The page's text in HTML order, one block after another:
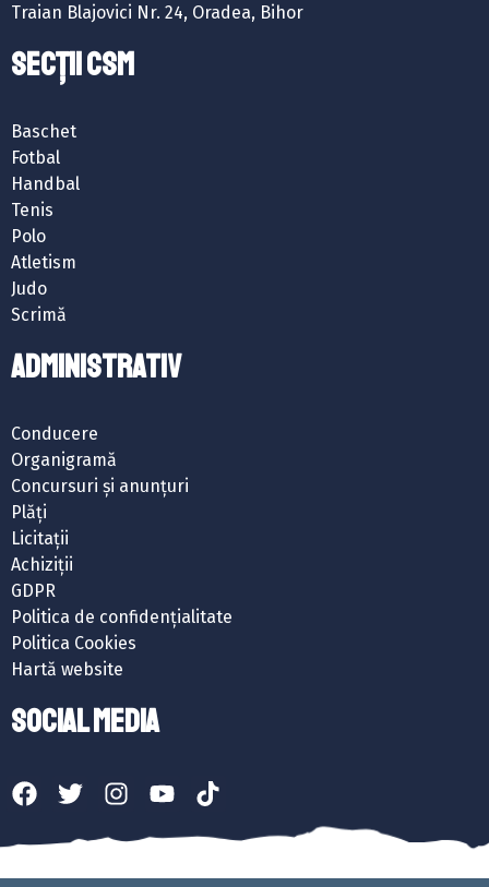
Traian Blajovici Nr. 24, Oradea, Bihor
SECȚII CSM
Baschet
Fotbal
Handbal
Tenis
Polo
Atletism
Judo
Scrimă
ADMINISTRATIV
Conducere
Organigramă
Concursuri și anunțuri
Plăți
Licitații
Achiziții
GDPR
Politica de confidențialitate
Politica Cookies
Hartă website
SOCIAL MEDIA